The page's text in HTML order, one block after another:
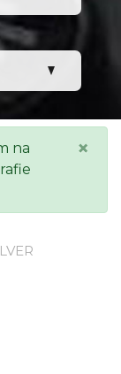
na
×